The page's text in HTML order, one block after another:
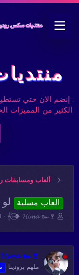
. إنضم الان حتي
الكثير من المميزات
ألعاب ومسابقات
العاب مسلية
د
ا
ل
م
𝄟⑅⃝❥ 𝓗𝓲𝓶𝓪 ๛🍷
𝓗𝓲𝓶𝓪 ๛🍷
ملهم برودينا